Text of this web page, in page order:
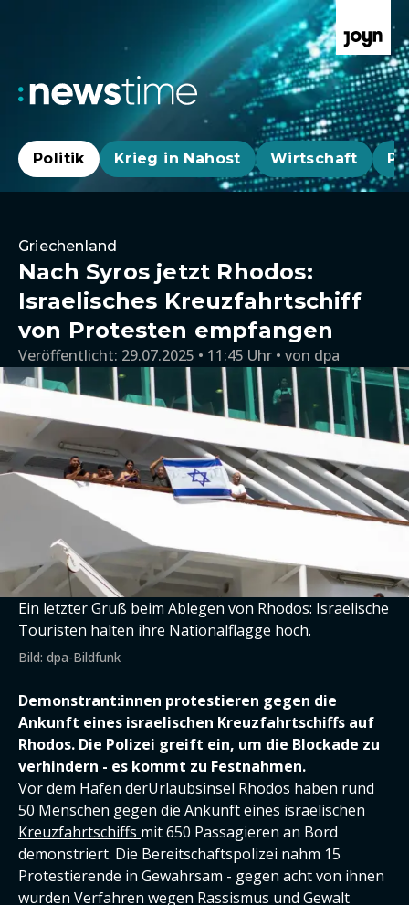
Politik Krieg in Nahost Wirtschaft
Griechenland
Nach Syros jetzt Rhodos:
Israelisches Kreuzfahrtschiff
von Protesten empfangen
Veröffentlicht: 29.07.2025 • 11:45 Uhr von dpa
Ein letzter Gruß beim Ablegen von Rhodos: Israelische
Touristen halten ihre Nationalflagge hoch.
Bild: dpa-Bildfunk
Demonstrant:innen protestieren gegen die
Ankunft eines israelischen Kreuzfahrtschiffs auf
Rhodos. Die Polizei greift ein, um die Blockade zu
verhindern - es kommt zu Festnahmen.
Vor dem Hafen derUrlaubsinsel Rhodos haben rund
50 Menschen gegen die Ankunft eines israelischen
Kreuzfahrtschiffs mit 650 Passagieren an Bord
demonstriert. Die Bereitschaftspolizei nahm 15
Protestierende in Gewahrsam - gegen acht von ihnen
wurden Verfahren wegen Rassismus und Gewalt